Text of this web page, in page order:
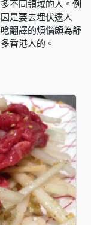
不同領域的人。例
是要去埋伏逮人
翻譯的煩惱頗為舒
香港人的。